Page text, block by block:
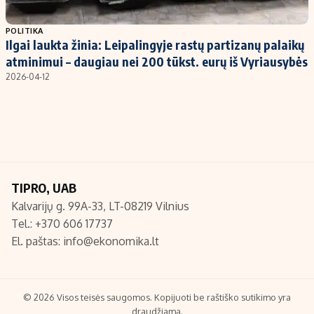
Populiarios temos
Investavimas
Akcijų rinka
Titulinis
Nedarbo išmokos skaičiuoklė
Redakcija
Turinio žymėjimo taisyklės
POLITIKA
Ilgai laukta žinia: Leipalingyje rastų partizanų palaikų
atminimui – daugiau nei 200 tūkst. eurų iš Vyriausybės
2026-04-12
TIPRO, UAB
Kalvarijų g. 99A-33, LT-08219 Vilnius
Tel.: +370 606 17737
El. paštas: info@ekonomika.lt
© 2026 Visos teisės saugomos. Kopijuoti be raštiško sutikimo yra
draudžiama.